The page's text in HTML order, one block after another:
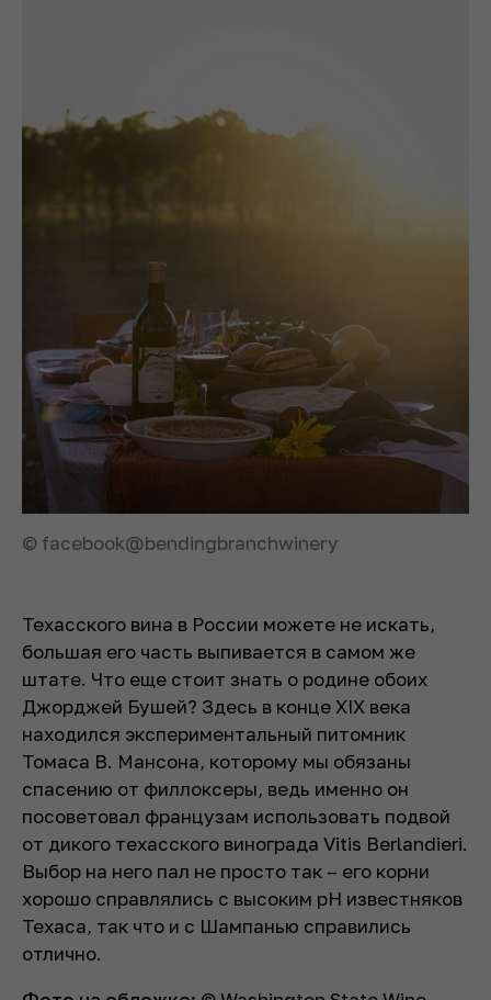
© facebook@bendingbranchwinery
Техасcкого вина в России можете не искать,
большая его часть выпивается в самом же
штате. Что еще стоит знать о родине обоих
Джорджей Бушей? Здесь в конце XIX века
находился экспериментальный питомник
Томаса В. Мансона, которому мы обязаны
спасению от филлоксеры, ведь именно он
посоветовал французам использовать подвой
от дикого техасского винограда Vitis Berlandieri.
Выбор на него пал не просто так – его корни
хорошо справлялись с высоким pH известняков
Техаса, так что и с Шампанью справились
отлично.